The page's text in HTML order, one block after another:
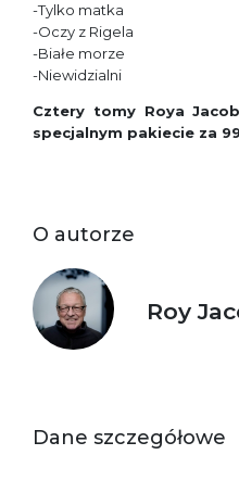
-Tylko matka
-Oczy z Rigela
-Białe morze
-Niewidzialni
Cztery tomy Roya
specjalnym pakiecie za
O autorze
Roy
Dane szczegółowe